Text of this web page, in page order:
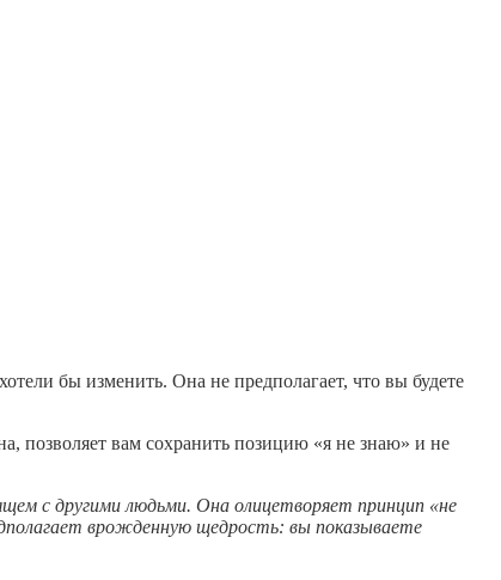
бы изменить. Она не предполагает, что вы будете
позволяет вам сохранить позицию «я не знаю» и не
с другими людьми. Она олицетворяет принцип «не
врожденную щедрость: вы показываете